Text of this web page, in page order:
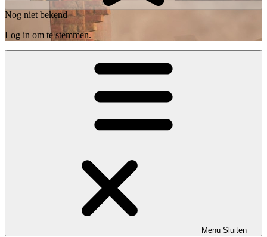
Nog niet bekend
Log in om te stemmen.
Menu Sluiten